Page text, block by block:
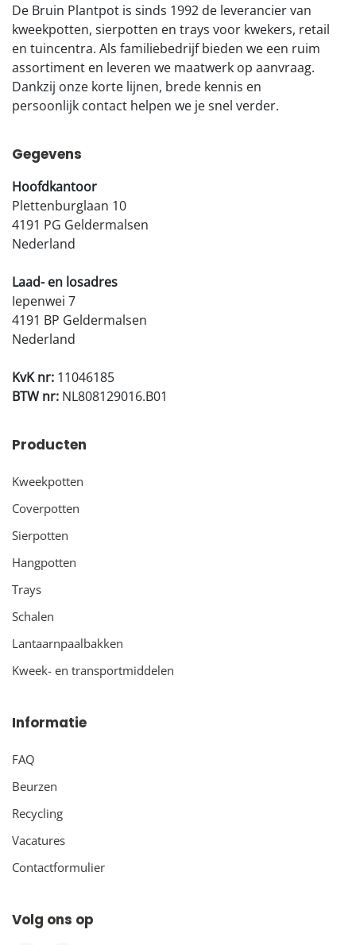
De Bruin Plantpot is sinds 1992 de leverancier van
kweekpotten, sierpotten en trays voor kwekers, retail
en tuincentra. Als familiebedrijf bieden we een ruim
assortiment en leveren we maatwerk op aanvraag.
Dankzij onze korte lijnen, brede kennis en
persoonlijk contact helpen we je snel verder.
Gegevens
Hoofdkantoor
Plettenburglaan 10
4191 PG Geldermalsen
Nederland
Laad- en losadres
Iepenwei 7
4191 BP Geldermalsen
Nederland
KvK nr: 11046185
BTW nr: NL808129016.B01
Producten
Kweekpotten
Coverpotten
Sierpotten
Hangpotten
Trays
Schalen
Lantaarnpaalbakken
Kweek- en transportmiddelen
Informatie
FAQ
Beurzen
Recycling
Vacatures
Contactformulier
Volg ons op